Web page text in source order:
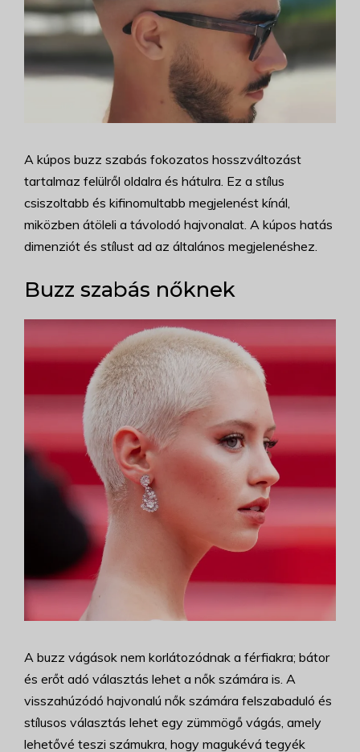
A kúpos buzz szabás fokozatos hosszváltozást
tartalmaz felülről oldalra és hátulra. Ez a stílus
csiszoltabb és kifinomultabb megjelenést kínál,
miközben átöleli a távolodó hajvonalat. A kúpos hatás
dimenziót és stílust ad az általános megjelenéshez.
Buzz szabás nőknek
A buzz vágások nem korlátozódnak a férfiakra; bátor
és erőt adó választás lehet a nők számára is. A
visszahúzódó hajvonalú nők számára felszabaduló és
stílusos választás lehet egy zümmögő vágás, amely
lehetővé teszi számukra, hogy magukévá tegyék